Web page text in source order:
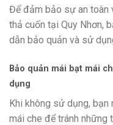
Để đảm bảo sự an toàn
thả cuốn tại Quy Nhơn,
dẫn bảo quản và sử
Bảo quản mái bạt mái
dụng
Khi không sử dụng, bạn
mái che để tránh